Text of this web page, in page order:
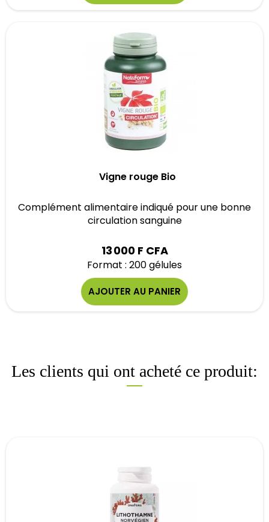
Vigne rouge Bio
Complément alimentaire indiqué pour une bonne
circulation sanguine
13 000 F CFA
Format : 200 gélules
AJOUTER AU PANIER
Les clients qui ont acheté ce produit: